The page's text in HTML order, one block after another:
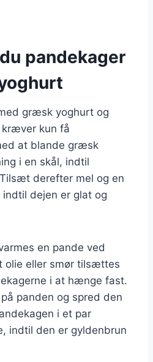
pandekager
græsk yoghurt og
kræver kun få
at blande græsk
i en skål, indtil
derefter mel og en
dejen er glat og
en pande ved
olie eller smør tilsættes
i at hænge fast.
panden og spred den
i et par
indtil den er gyldenbrun